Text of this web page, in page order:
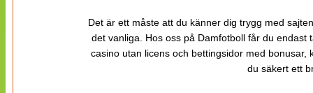
Det är ett måste att du känner dig trygg med
det vanliga. Hos oss på Damfotboll får du
casino utan licens och bettingsidor med
du säkert ett